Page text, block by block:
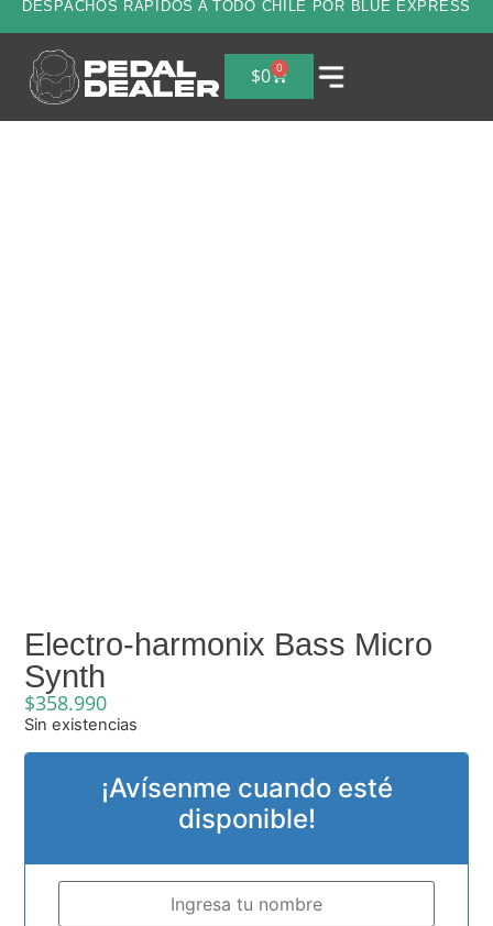
DESPACHOS RAPIDOS A TODO CHILE POR BLUE EXPRESS
$0 0
Electro-harmonix Bass Micro
Synth
$358.990
Sin existencias
¡Avísenme cuando esté
disponible!